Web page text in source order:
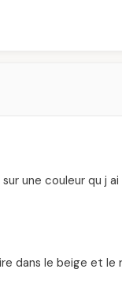
une couleur qu j ai
dans le beige et le